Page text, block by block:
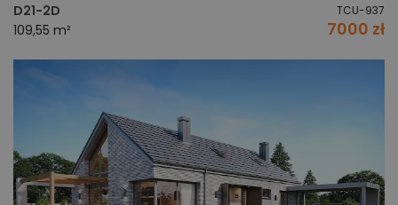
D21-2D TCU-937
109,55 m² 7000 zł